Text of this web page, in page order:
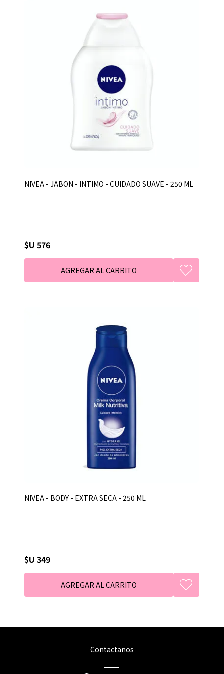
NIVEA - JABON - INTIMO - CUIDADO SUAVE - 250 ML
$U 576
NIVEA - BODY - EXTRA SECA - 250 ML
$U 349
Contactanos